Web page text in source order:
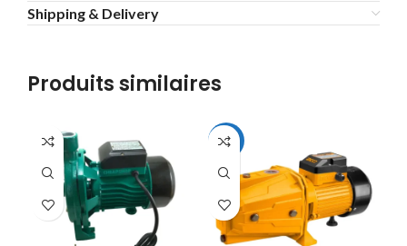
Shipping & Delivery
Produits similaires
-10%